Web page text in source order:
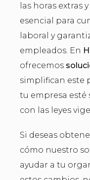
las horas extras
esencial para
laboral y
empleados. En
ofrecemos
simplifican este
tu empresa
con las leyes
Si deseas
cómo nuestro
ayudar a tu